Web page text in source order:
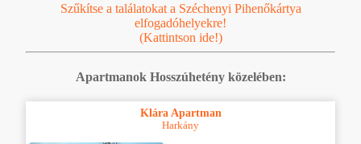
Szűkítse a találatokat a Széchenyi Pihenőkártya
elfogadóhelyekre!
(Kattintson ide!)
Apartmanok Hosszúhetény közelében:
Klára Apartman
Harkány